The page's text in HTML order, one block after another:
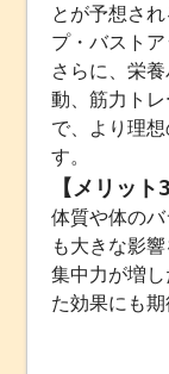
とが予想さ
プ・バスト
さらに、栄
動、筋力ト
で、より理
す。
【メリッ
体質や体の
も大きな影
集中力が増
た効果にも期